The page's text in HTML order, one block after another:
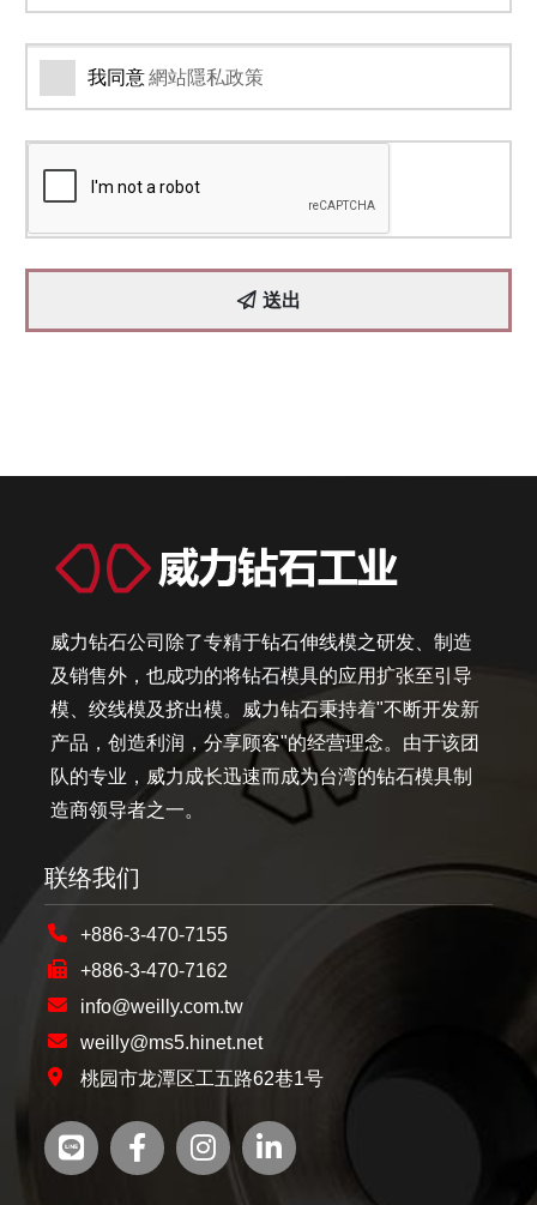
我同意網站隱私政策
送出
威力钻石公司除了专精于钻石伸线模之研发、制造
及销售外，也成功的将钻石模具的应用扩张至引导
模、绞线模及挤出模。威力钻石秉持着"不断开发新
产品，创造利润，分享顾客"的经营理念。由于该团
队的专业，威力成长迅速而成为台湾的钻石模具制
造商领导者之一。
联络我们
+886-3-470-7155
+886-3-470-7162
info@weilly.com.tw
weilly@ms5.hinet.net
桃园市龙潭区工五路62巷1号